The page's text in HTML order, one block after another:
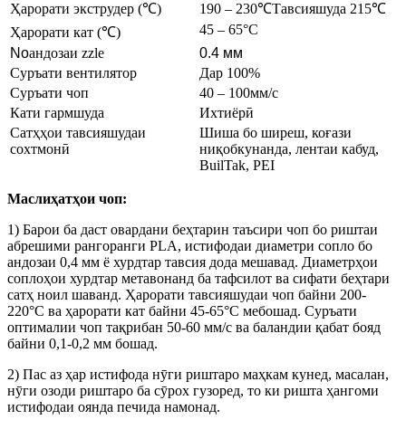
Ҳарорати экструдер (℃) 190 – 230℃Тавсияшуда 215℃
Ҳарорати кат (℃)
45 – 65°C
Noандозаи zzle
0.4 мм
Суръати вентилятор
Дар 100%
Суръати чоп
40 – 100мм/с
Кати гармшуда
Ихтиёрӣ
Сатҳҳои тавсияшудаи
сохтмонӣ
Шиша бо ширеш, коғази
ниқобкунанда, лентаи кабуд,
BuilTak, PEI
Маслиҳатҳои чоп:
1) Барои ба даст овардани беҳтарин таъсири чоп бо риштаи
абрешими рангоранги PLA, истифодаи диаметри сопло бо
андозаи 0,4 мм ё хурдтар тавсия дода мешавад. Диаметрҳои
соплоҳои хурдтар метавонанд ба тафсилот ва сифати беҳтари
сатҳ ноил шаванд. Ҳарорати тавсияшудаи чоп байни 200-
220°C ва ҳарорати кат байни 45-65°C мебошад. Суръати
оптималии чоп тақрибан 50-60 мм/с ва баландии қабат бояд
байни 0,1-0,2 мм бошад.
2) Пас аз ҳар истифода нӯги риштаро маҳкам кунед, масалан,
нӯги озоди риштаро ба сӯрох гузоред, то ки ришта ҳангоми
истифодаи оянда печида намонад.